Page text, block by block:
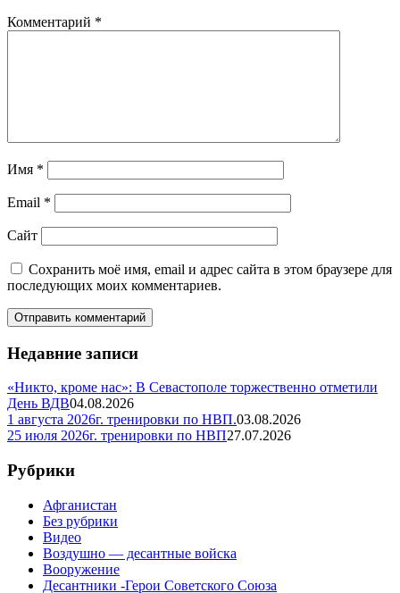
Комментарий *
Имя *
Email *
Сайт
Сохранить моё имя, email и адрес сайта в этом браузере для
последующих моих комментариев.
Недавние записи
«Никто, кроме нас»: В Севастополе торжественно отметили
День ВДВ04.08.2026
1 августа 2026г. тренировки по НВП.03.08.2026
25 июля 2026г. тренировки по НВП27.07.2026
Рубрики
Афганистан
Без рубрики
Видео
Воздушно — десантные войска
Вооружение
Десантники -Герои Советского Союза